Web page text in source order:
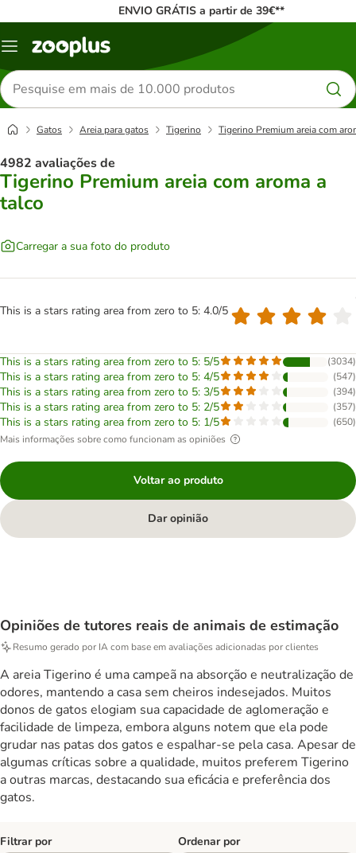
ENVIO GRÁTIS a partir de 39€**
Menu
Pesquisar
produtos
Gatos Areia para gatos Tigerino Tigerino Premium areia com
4982 avaliações de
Tigerino Premium areia com aroma a
talco
Carregar a sua foto do produto
This is a stars rating area from zero to 5: 4.0/5
This is a stars rating area from zero to 5: 5/5 (3034)
This is a stars rating area from zero to 5: 4/5 (547)
This is a stars rating area from zero to 5: 3/5 (394)
This is a stars rating area from zero to 5: 2/5 (357)
This is a stars rating area from zero to 5: 1/5 (650)
Mais informações sobre como funcionam as opiniões
Voltar ao produto
Dar opinião
Opiniões de tutores reais de animais de estimação
Resumo gerado por IA com base em avaliações adicionadas por clientes
A areia Tigerino é uma campeã na absorção e neutralização de
odores, mantendo a casa sem cheiros indesejados. Muitos
donos de gatos elogiam sua capacidade de aglomeração e
facilidade de limpeza, embora alguns notem que ela pode
grudar nas patas dos gatos e espalhar-se pela casa. Apesar de
algumas críticas sobre a qualidade, muitos preferem Tigerino
a outras marcas, destacando sua eficácia e preferência dos
gatos.
Filtrar por Ordenar por